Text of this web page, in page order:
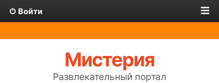
Войти
Мистерия
Развлекательный портал